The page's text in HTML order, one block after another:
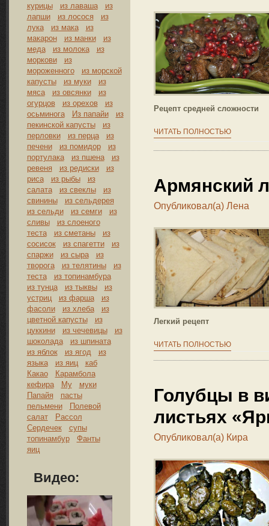
курицы
из лаваша
из
лапши
из лосося
из
лука
из мака
из
макарон
из манки
из
меда
из молока
из
моркови
из
мороженного
из морской
капусты
из муки
из
мяса
из овсянки
из
огурцов
из орехов
из
осьминога
Из папайи
из
пекинской капусты
из
перловки
из перца
из
печени
из помидор
из
портулака
из пшена
из
ревеня
из редиски
из
риса
из рыбы
из
салата
из свеклы
из
свинины
из сельдерея
из сельди
из семги
из
сливы
из слоеного
теста
из сметаны
из
сосисок
из спагетти
из
спаржи
из сыра
из
творога
из телятины
из
теста
из топинамбура
из тунца
из тыквы
из
устриц
из фарша
из
фасоли
из хлеба
из
цветной капусты
из
цуккини
из чечевицы
из
шоколада
из шпината
из яблок
из ягод
из
языка
из яиц
каб
Какао
Карамбола
кефира
Му
муки
Папайя
пасты
пельмени
Полевой
салат
Рассол
Сердечек
супы
топинамбур
Фанты
яиц
Видео:
Рецепт средней сложности
ЧИТАТЬ ПОЛНОСТЬЮ
Армянский
Опубликовал(а) Лена
Легкий рецепт
ЧИТАТЬ ПОЛНОСТЬЮ
Голубцы в
листьях
Опубликовал(а) Кира